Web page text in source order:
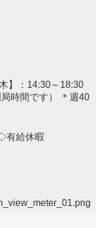
】：14:30～18:30
時間です） ＊週40
有給休暇